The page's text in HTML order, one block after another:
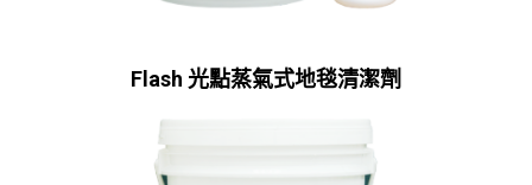
Flash 光點蒸氣式地毯清潔劑